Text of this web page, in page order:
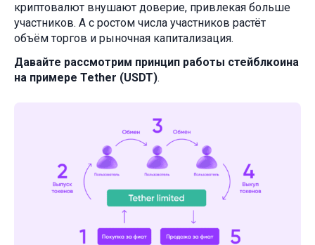
криптовалют внушают доверие, привлекая больше
участников. А с ростом числа участников растёт
объём торгов и рыночная капитализация.
Давайте рассмотрим принцип работы стейблкоина
на примере Tether (USDT).